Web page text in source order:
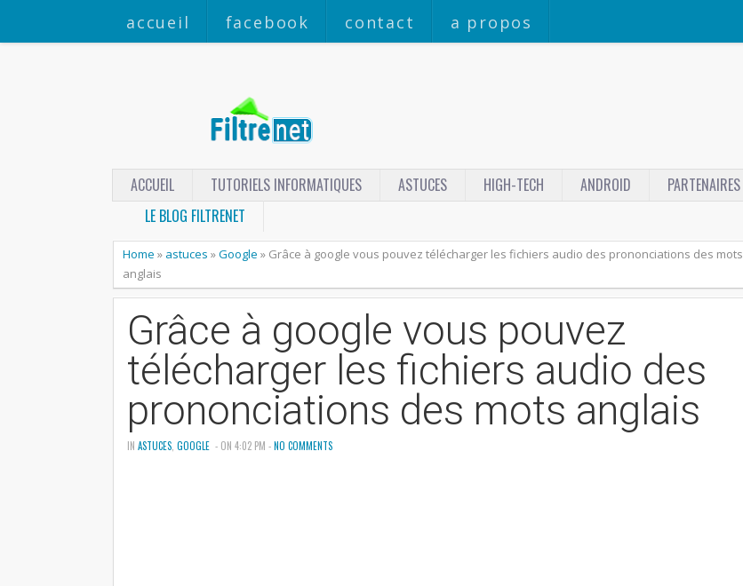
accueil facebook contact a propos
ACCUEIL TUTORIELS INFORMATIQUES ASTUCES HIGH-TECH ANDROID PARTENAIRES
LE BLOG FILTRENET
Home » astuces »Google » Grâce à google vous pouvez télécharger les fichiers audio des prononciations des mots
anglais
Grâce à google vous pouvez
télécharger les fichiers audio des
prononciations des mots anglais
IN ASTUCES GOOGLE - ON 4:02 PM -NO COMMENTS